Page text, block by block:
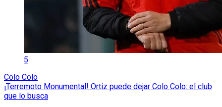
5
Colo Colo
¡Terremoto Monumental! Ortiz puede dejar Colo Colo: el club
que lo busca